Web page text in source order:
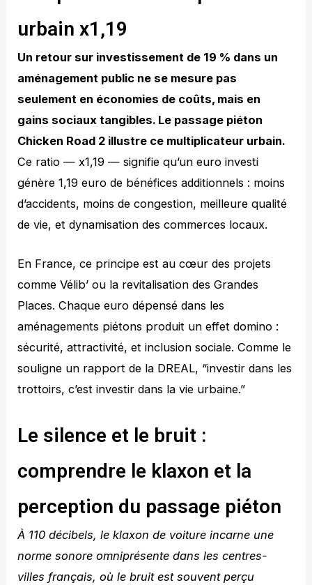
urbain x1,19
Un retour sur investissement de 19 % dans un
aménagement public ne se mesure pas
seulement en économies de coûts, mais en
gains sociaux tangibles. Le passage piéton
Chicken Road 2 illustre ce multiplicateur urbain.
Ce ratio — x1,19 — signifie qu’un euro investi
génère 1,19 euro de bénéfices additionnels : moins
d’accidents, moins de congestion, meilleure qualité
de vie, et dynamisation des commerces locaux.
En France, ce principe est au cœur des projets
comme Vélib’ ou la revitalisation des Grandes
Places. Chaque euro dépensé dans les
aménagements piétons produit un effet domino :
sécurité, attractivité, et inclusion sociale. Comme le
souligne un rapport de la DREAL, “investir dans les
trottoirs, c’est investir dans la vie urbaine.”
Le silence et le bruit :
comprendre le klaxon et la
perception du passage piéton
À 110 décibels, le klaxon de voiture incarne une
norme sonore omniprésente dans les centres-
villes français, où le bruit est souvent perçu